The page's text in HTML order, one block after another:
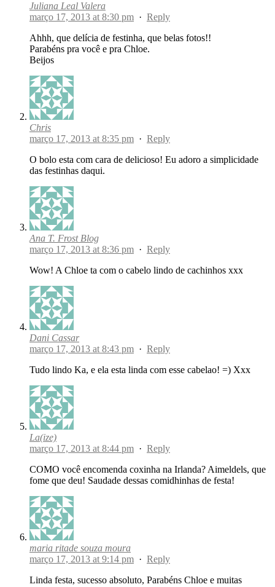
Juliana Leal Valera
março 17, 2013 at 8:30 pm · Reply
Ahhh, que delícia de festinha, que belas fotos!!
Parabéns pra você e pra Chloe.
Beijos
Chris
março 17, 2013 at 8:35 pm · Reply
O bolo esta com cara de delicioso! Eu adoro a simplicidade
das festinhas daqui.
Ana T. Frost Blog
março 17, 2013 at 8:36 pm · Reply
Wow! A Chloe ta com o cabelo lindo de cachinhos xxx
Dani Cassar
março 17, 2013 at 8:43 pm · Reply
Tudo lindo Ka, e ela esta linda com esse cabelao! =) Xxx
La(ize)
março 17, 2013 at 8:44 pm · Reply
COMO você encomenda coxinha na Irlanda? Aimeldels, que
fome que deu! Saudade dessas comidhinhas de festa!
maria ritade souza moura
março 17, 2013 at 9:14 pm · Reply
Linda festa, sucesso absoluto, Parabéns Chloe e muitas